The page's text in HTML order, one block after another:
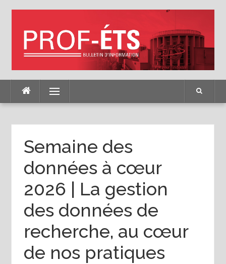
Menu
Semaine des
données à cœur
2026 | La gestion
des données de
recherche, au cœur
de nos pratiques